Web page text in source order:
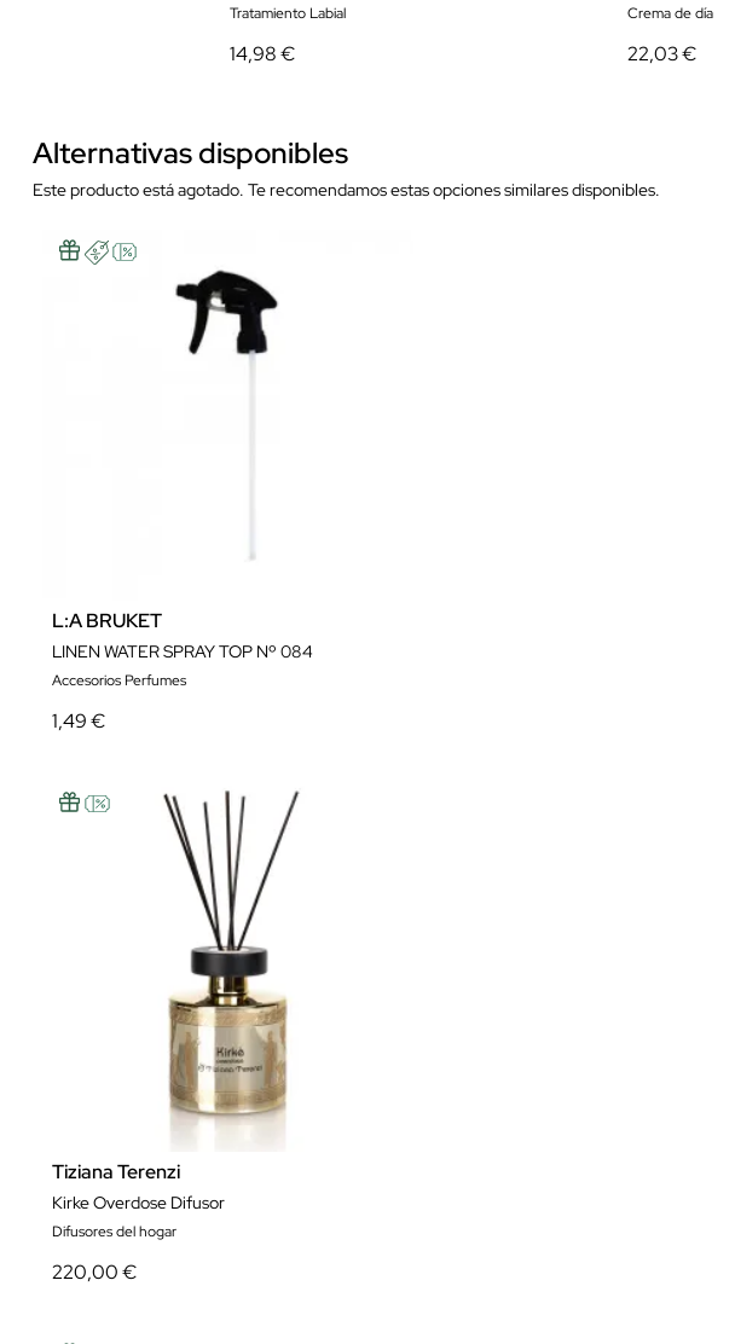
Tratamiento Labial
14,98 €
Crema de día
22,03 €
Alternativas disponibles
Este producto está agotado. Te recomendamos estas opciones similares disponibles.
L:A BRUKET
LINEN WATER SPRAY TOP Nº 084
Accesorios Perfumes
1,49 €
Tiziana Terenzi
Kirke Overdose Difusor
Difusores del hogar
220,00 €